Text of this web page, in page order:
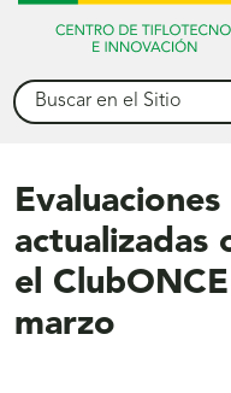
Buscar
actualizadas
el
marzo